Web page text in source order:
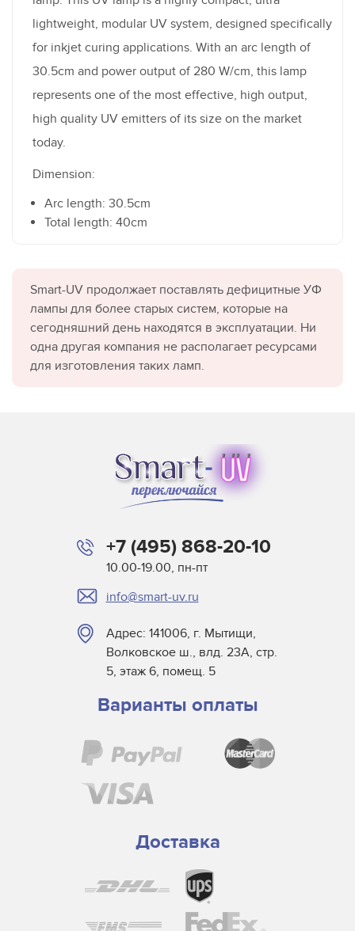
lightweight, modular UV system, designed specifically
for inkjet curing applications. With an arc length of
30.5cm and power output of 280 W/cm, this lamp
represents one of the most effective, high output,
high quality UV emitters of its size on the market
today.
Dimension:
Arc length: 30.5cm
Total length: 40cm
Smart-UV продолжает поставлять дефицитные УФ
лампы для более старых систем, которые на
сегодняшний день находятся в эксплуатации. Ни
одна другая компания не располагает ресурсами
для изготовления таких ламп.
+7 (495) 868-20-10
10.00-19.00, пн-пт
info@smart-uv.ru
Адрес: 141006, г. Мытищи,
Волковское ш., влд. 23А, стр.
5, этаж 6, помещ. 5
Варианты оплаты
Доставка